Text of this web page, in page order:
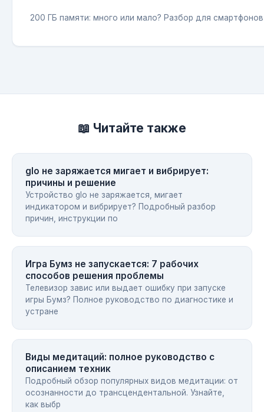
200 ГБ памяти: много или мало? Разбор для
📖 Читайте также
glo не заряжается мигает и вибрирует:
причины и решение
Устройство glo не заряжается, мигает
индикатором и вибрирует? Подробный разбор
причин, инструкции по
Игра Бумз не запускается: 7 рабочих
способов решения проблемы
Телевизор завис или выдает ошибку при запуске
игры Бумз? Полное руководство по диагностике и
устране
Виды медитаций: полное руководство с
описанием техник
Подробный обзор популярных видов медитации: от
осознанности до трансцендентальной. Узнайте,
как выбр